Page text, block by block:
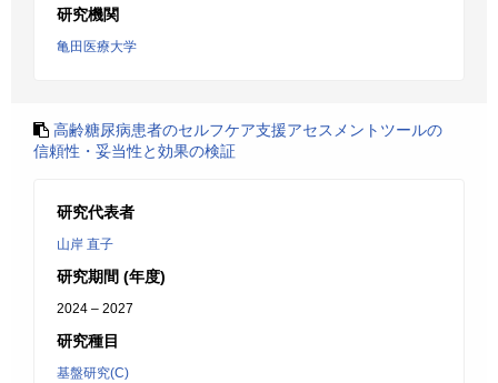
研究機関
亀田医療大学
高齢糖尿病患者のセルフケア支援アセスメントツールの
信頼性・妥当性と効果の検証
研究代表者
山岸 直子
研究期間 (年度)
2024 – 2027
研究種目
基盤研究(C)